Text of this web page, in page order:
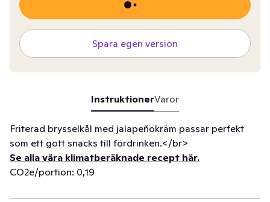
Spara egen version
InstruktionerVaror
Friterad brysselkål med jalapeñokräm passar perfekt
som ett gott snacks till fördrinken.</br>
Se alla våra klimatberäknade recept här.
CO2e/portion: 0,19